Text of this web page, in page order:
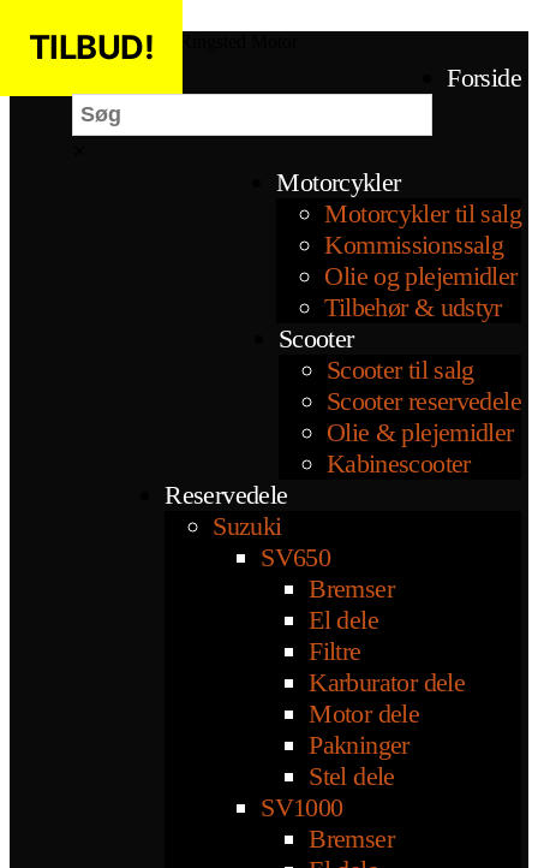
Forside
Motorcykler
Motorcykler til salg
Kommissionssalg
Olie og plejemidler
Tilbehør & udstyr
Scooter
Scooter til salg
Scooter reservedele
Olie & plejemidler
Kabinescooter
Reservedele
Suzuki
SV650
Bremser
El dele
Filtre
Karburator dele
Motor dele
Pakninger
Stel dele
SV1000
Bremser
TILBUD!
TILBUD!